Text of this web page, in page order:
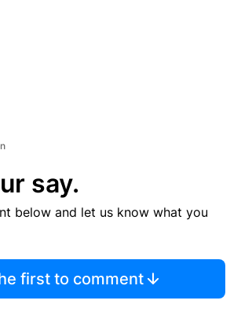
say.
below and let us know what you
first to comment